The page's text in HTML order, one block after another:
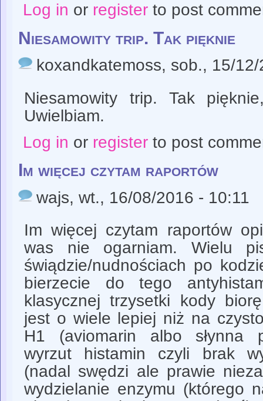
Log in or registerto post
Niesamowity trip. Tak pięknie
koxandkatemoss, sob., 15/
Niesamowity trip. Tak
Uwielbiam.
Log in or registerto post
Im więcej czytam raportów
wajs, wt., 16/08/2016 - 10:11
Im więcej czytam raportów
was nie ogarniam. Wielu
świądzie/nudnościach po
bierzecie do tego
klasycznej trzysetki kody
jest o wiele lepiej niż na
H1 (aviomarin albo słynna
wyrzut histamin czyli brak
(nadal swędzi ale prawie
wydzielanie enzymu (którego